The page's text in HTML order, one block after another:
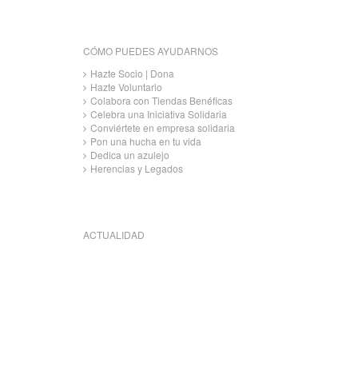
CÓMO PUEDES AYUDARNOS
Hazte Socio | Dona
Hazte Voluntario
Colabora con Tiendas Benéficas
Celebra una Iniciativa Solidaria
Conviértete en empresa solidaria
Pon una hucha en tu vida
Dedica un azulejo
Herencias y Legados
ACTUALIDAD